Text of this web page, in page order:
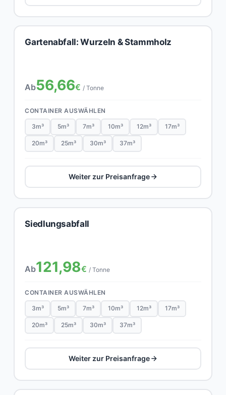
Gartenabfall: Wurzeln & Stammholz
Ab56,66€ / Tonne
CONTAINER AUSWÄHLEN
3m³ 5m³ 7m³ 10m³ 12m³ 17m³
20m³ 25m³ 30m³ 37m³
Weiter zur Preisanfrage
Siedlungsabfall
Ab121,98€ / Tonne
CONTAINER AUSWÄHLEN
3m³ 5m³ 7m³ 10m³ 12m³ 17m³
20m³ 25m³ 30m³ 37m³
Weiter zur Preisanfrage